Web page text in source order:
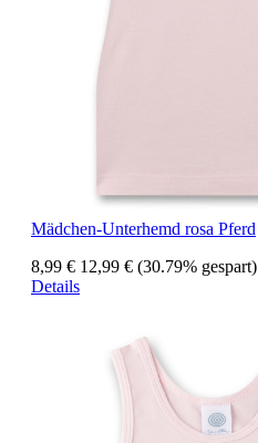
Mädchen-Unterhemd rosa Pferd
8,99 € 12,99 € (30.79% gespart)
Details